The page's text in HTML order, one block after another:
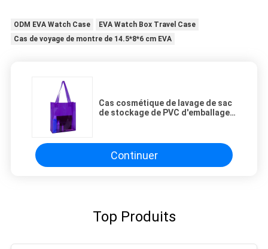
ODM EVA Watch Case
EVA Watch Box Travel Case
Cas de voyage de montre de 14.5*8*6 cm EVA
Cas cosmétique de lavage de sac
de stockage de PVC d'emballage
Continuer
Top Produits